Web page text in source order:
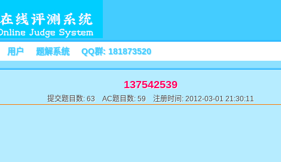
用户 题解系统 QQ群: 181873520
137542539
提交题目数: 63 AC题目数: 59 注册时间: 2012-03-01 21:30:11